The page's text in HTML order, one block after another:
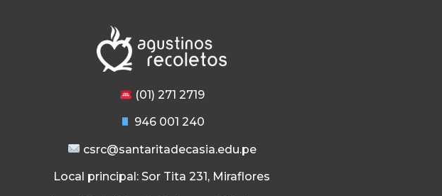
(01) 271 2719
946 001 240
csrc@santaritadecasia.edu.pe
Local principal: Sor Tita 231, Miraflores